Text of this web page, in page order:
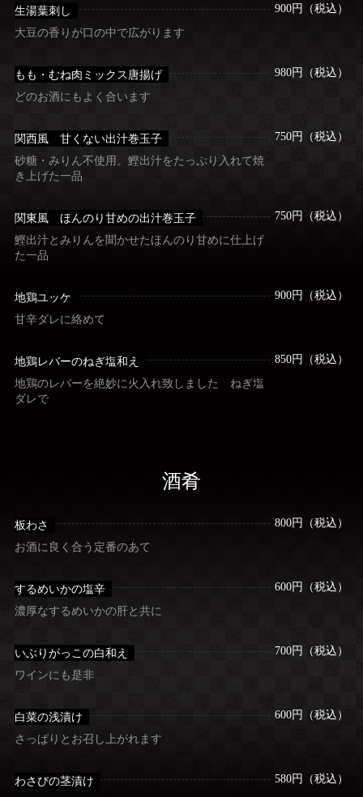
生湯葉刺し
大豆の香りが口の中で広がります
900円（税込）
もも・むね肉ミックス唐揚げ
どのお酒にもよく合います
980円（税込）
関西風 甘くない出汁巻玉子
砂糖・みりん不使用。鰹出汁をたっぷり入れて焼
き上げた一品
750円（税込）
関東風 ほんのり甘めの出汁巻玉子
鰹出汁とみりんを聞かせたほんのり甘めに仕上げ
た一品
750円（税込）
地鶏ユッケ
甘辛ダレに絡めて
900円（税込）
地鶏レバーのねぎ塩和え
地鶏のレバーを絶妙に火入れ致しました ねぎ塩
ダレで
850円（税込）
酒肴
板わさ
お酒に良く合う定番のあて
800円（税込）
するめいかの塩辛
濃厚なするめいかの肝と共に
600円（税込）
いぶりがっこの白和え
ワインにも是非
700円（税込）
白菜の浅漬け
さっぱりとお召し上がれます
600円（税込）
わさびの茎漬け 580円（税込）